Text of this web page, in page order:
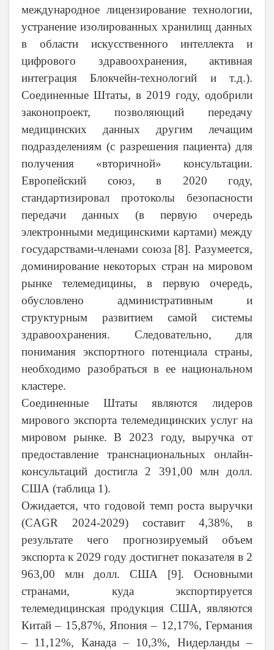
международное лицензирование технологии,
устранение изолированных хранилищ данных
в области искусственного интеллекта и
цифрового здравоохранения, активная
интеграция Блокчейн-технологий и т.д.).
Соединенные Штаты, в 2019 году, одобрили
законопроект, позволяющий передачу
медицинских данных другим лечащим
подразделениям (с разрешения пациента) для
получения «вторичной» консультации.
Европейский союз, в 2020 году,
стандартизировал протоколы безопасности
передачи данных (в первую очередь
электронными медицинскими картами) между
государствами-членами союза [8]. Разумеется,
доминирование некоторых стран на мировом
рынке телемедицины, в первую очередь,
обусловлено административным и
структурным развитием самой системы
здравоохранения. Следовательно, для
понимания экспортного потенциала страны,
необходимо разобраться в ее национальном
кластере.
Соединенные Штаты являются лидеров
мирового экспорта телемедицинских услуг на
мировом рынке. В 2023 году, выручка от
предоставление транснациональных онлайн-
консультаций достигла 2 391,00 млн долл.
США (таблица 1).
Ожидается, что годовой темп роста выручки
(CAGR 2024-2029) составит 4,38%, в
результате чего прогнозируемый объем
экспорта к 2029 году достигнет показателя в 2
963,00 млн долл. США [9]. Основными
странами, куда экспортируется
телемедицинская продукция США, являются
Китай – 15,87%, Япония – 12,17%, Германия
– 11,12%, Канада – 10,3%, Нидерланды –